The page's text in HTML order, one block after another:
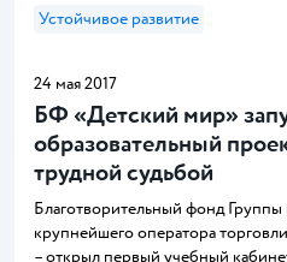
Устойчивое развитие
24 мая 2017
БФ «Детский мир»
образовательный
трудной судьбой
Благотворительный фонд
крупнейшего оператора
– открыл первый учебный